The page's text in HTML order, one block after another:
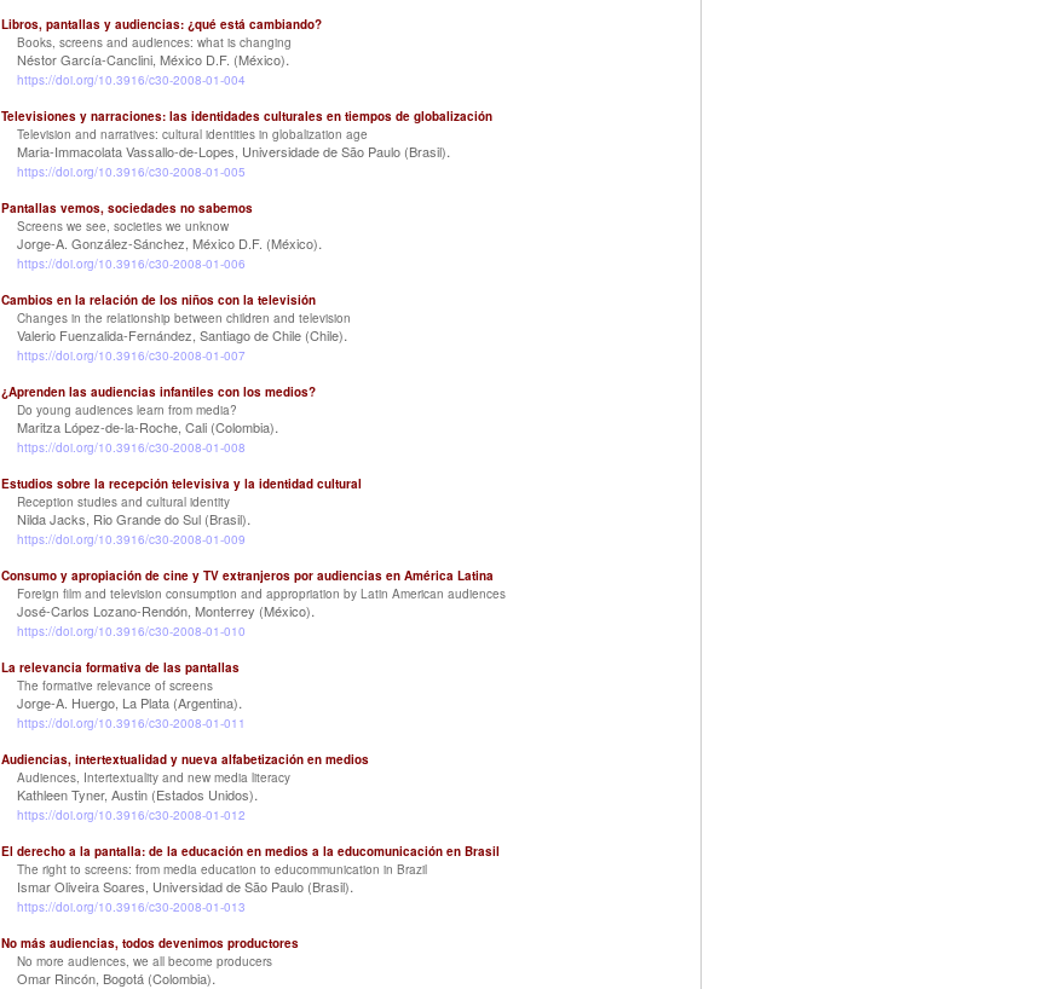
Libros, pantallas y audiencias: ¿qué está cambiando?
Books, screens and audiences: what is changing
Néstor García-Canclini, México D.F. (México).
https://doi.org/10.3916/c30-2008-01-004
Televisiones y narraciones: las identidades culturales en tiempos de globalización
Television and narratives: cultural identities in globalization age
Maria-Immacolata Vassallo-de-Lopes, Universidade de São Paulo (Brasil).
https://doi.org/10.3916/c30-2008-01-005
Pantallas vemos, sociedades no sabemos
Screens we see, societies we unknow
Jorge-A. González-Sánchez, México D.F. (México).
https://doi.org/10.3916/c30-2008-01-006
Cambios en la relación de los niños con la televisión
Changes in the relationship between children and television
Valerio Fuenzalida-Fernández, Santiago de Chile (Chile).
https://doi.org/10.3916/c30-2008-01-007
¿Aprenden las audiencias infantiles con los medios?
Do young audiences learn from media?
Maritza López-de-la-Roche, Cali (Colombia).
https://doi.org/10.3916/c30-2008-01-008
Estudios sobre la recepción televisiva y la identidad cultural
Reception studies and cultural identity
Nilda Jacks, Rio Grande do Sul (Brasil).
https://doi.org/10.3916/c30-2008-01-009
Consumo y apropiación de cine y TV extranjeros por audiencias en América Latina
Foreign film and television consumption and appropriation by Latin American audiences
José-Carlos Lozano-Rendón, Monterrey (México).
https://doi.org/10.3916/c30-2008-01-010
La relevancia formativa de las pantallas
The formative relevance of screens
Jorge-A. Huergo, La Plata (Argentina).
https://doi.org/10.3916/c30-2008-01-011
Audiencias, intertextualidad y nueva alfabetización en medios
Audiences, Intertextuality and new media literacy
Kathleen Tyner, Austin (Estados Unidos).
https://doi.org/10.3916/c30-2008-01-012
El derecho a la pantalla: de la educación en medios a la educomunicación en Brasil
The right to screens: from media education to educommunication in Brazil
Ismar Oliveira Soares, Universidad de São Paulo (Brasil).
https://doi.org/10.3916/c30-2008-01-013
No más audiencias, todos devenimos productores
No more audiences, we all become producers
Omar Rincón, Bogotá (Colombia).